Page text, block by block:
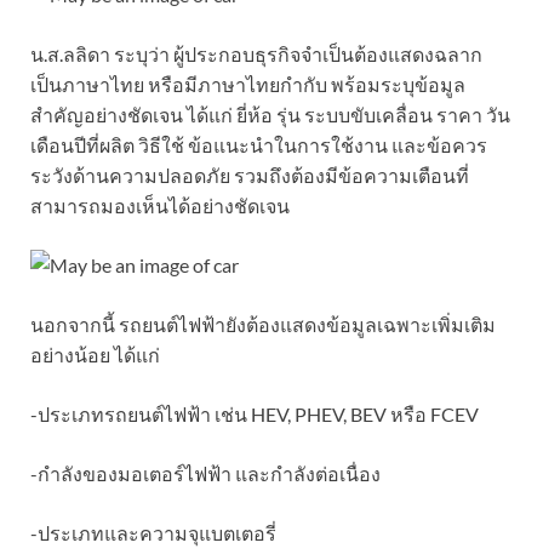
น.ส.ลลิดา ระบุว่า ผู้ประกอบธุรกิจจำเป็นต้องแสดงฉลาก
เป็นภาษาไทย หรือมีภาษาไทยกำกับ พร้อมระบุข้อมูล
สำคัญอย่างชัดเจน ได้แก่ ยี่ห้อ รุ่น ระบบขับเคลื่อน ราคา วัน
เดือนปีที่ผลิต วิธีใช้ ข้อแนะนำในการใช้งาน และข้อควร
ระวังด้านความปลอดภัย รวมถึงต้องมีข้อความเตือนที่
สามารถมองเห็นได้อย่างชัดเจน
นอกจากนี้ รถยนต์ไฟฟ้ายังต้องแสดงข้อมูลเฉพาะเพิ่มเติม
อย่างน้อย ได้แก่
-ประเภทรถยนต์ไฟฟ้า เช่น HEV, PHEV, BEV หรือ FCEV
-กำลังของมอเตอร์ไฟฟ้า และกำลังต่อเนื่อง
-ประเภทและความจุแบตเตอรี่